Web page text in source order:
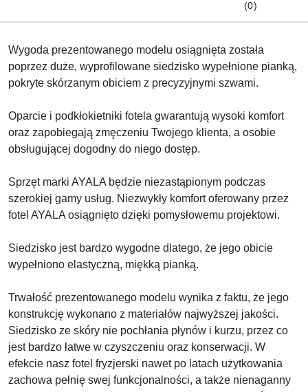
(0)
Wygoda prezentowanego modelu osiągnięta została
poprzez duże, wyprofilowane siedzisko wypełnione pianką,
pokryte skórzanym obiciem z precyzyjnymi szwami.
Oparcie i podkłokietniki fotela gwarantują wysoki komfort
oraz zapobiegają zmęczeniu Twojego klienta, a osobie
obsługującej dogodny do niego dostęp.
Sprzęt marki AYALA będzie niezastąpionym podczas
szerokiej gamy usług. Niezwykły komfort oferowany przez
fotel AYALA osiągnięto dzięki pomysłowemu projektowi.
Siedzisko jest bardzo wygodne dlatego, że jego obicie
wypełniono elastyczną, miękką pianką.
Trwałość prezentowanego modelu wynika z faktu, że jego
konstrukcję wykonano z materiałów najwyższej jakości.
Siedzisko ze skóry nie pochłania płynów i kurzu, przez co
jest bardzo łatwe w czyszczeniu oraz konserwacji. W
efekcie nasz fotel fryzjerski nawet po latach użytkowania
zachowa pełnię swej funkcjonalności, a także nienaganny